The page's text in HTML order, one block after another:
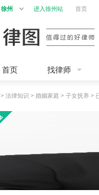
徐州 进入徐州站 首页
首页 找律师
> 法律知识 > 婚姻家庭 > 子女抚养 >